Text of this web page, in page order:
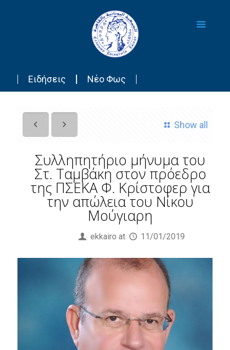
Ειδήσεις Νέο Φως
Show all
Συλληπητήριο μήνυμα του
Στ. Ταμβάκη στον πρόεδρο
της ΠΣΕΚΑ Φ. Κρίστοφερ για
την απώλεια του Νίκου
Μούγιαρη
ekkairo at 11/01/2019